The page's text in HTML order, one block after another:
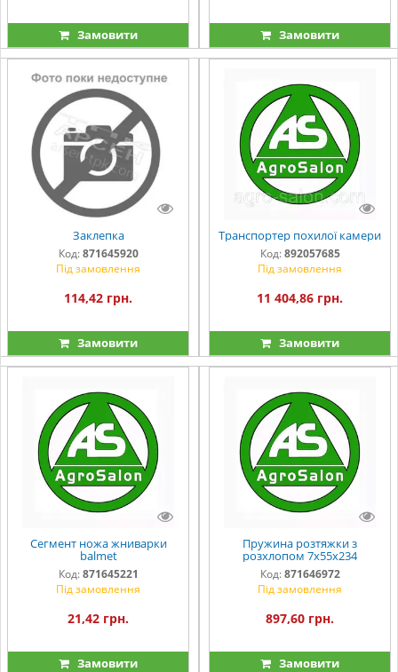
Замовити Замовити
Заклепка
Код: 871645920
Під замовлення
114,42 грн.
Замовити
Транспортер похилої камери
Код: 892057685
Під замовлення
11 404,86 грн.
Замовити
Сегмент ножа жниварки
balmet
Код: 871645221
Під замовлення
21,42 грн.
Замовити
Пружина розтяжки з
розхлопом 7х55х234
Код: 871646972
Під замовлення
897,60 грн.
Замовити